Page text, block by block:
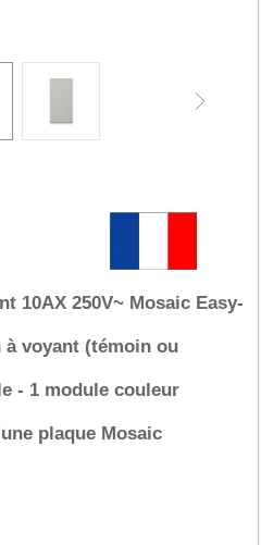
10AX 250V~ Mosaic Easy-
voyant (témoin ou
- 1 module couleur
plaque Mosaic